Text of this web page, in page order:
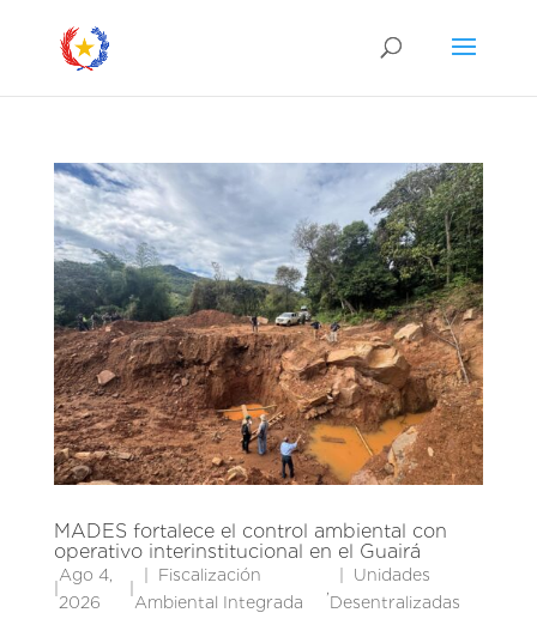
MADES fortalece el control ambiental con
operativo interinstitucional en el Guairá
Ago 4,
2026
Fiscalización
Ambiental Integrada
,
Unidades
Desentralizadas